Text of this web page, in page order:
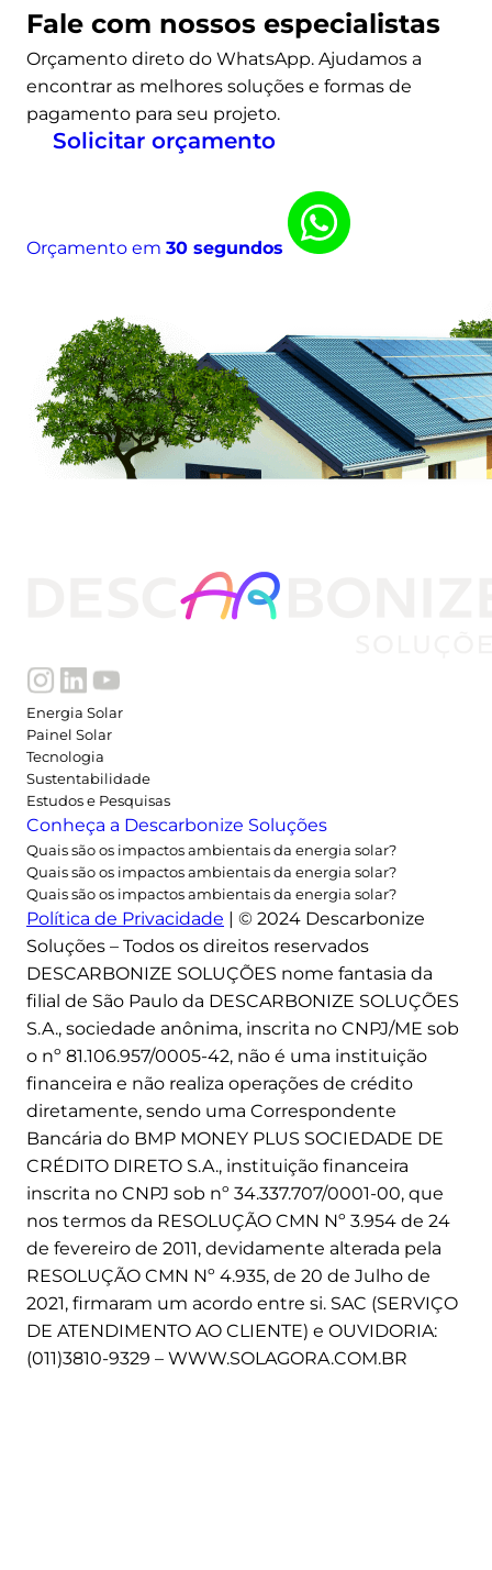
r
o
s
e
l
i
s
n
o
B
r
a
a
o
s
e
s
t
a
d
o
q
u
e
m
a
i
s
p
e
s
q
u
i
s
a
Fale com nossos especialistas
Orçamento direto do WhatsApp. Ajudamos a
encontrar as melhores soluções e formas de
pagamento para seu projeto.
Solicitar orçamento
Orçamento em 30 segundos
Energia Solar
Painel Solar
Tecnologia
Sustentabilidade
Estudos e Pesquisas
Conheça a Descarbonize Soluções
Quais são os impactos ambientais da energia solar?
Quais são os impactos ambientais da energia solar?
Quais são os impactos ambientais da energia solar?
Política de Privacidade | © 2024 Descarbonize
Soluções – Todos os direitos reservados
DESCARBONIZE SOLUÇÕES nome fantasia da
filial de São Paulo da DESCARBONIZE SOLUÇÕES
S.A., sociedade anônima, inscrita no CNPJ/ME sob
o nº 81.106.957/0005-42, não é uma instituição
financeira e não realiza operações de crédito
diretamente, sendo uma Correspondente
Bancária do BMP MONEY PLUS SOCIEDADE DE
CRÉDITO DIRETO S.A., instituição financeira
inscrita no CNPJ sob nº 34.337.707/0001-00, que
nos termos da RESOLUÇÃO CMN Nº 3.954 de 24
de fevereiro de 2011, devidamente alterada pela
RESOLUÇÃO CMN Nº 4.935, de 20 de Julho de
2021, firmaram um acordo entre si. SAC (SERVIÇO
DE ATENDIMENTO AO CLIENTE) e OUVIDORIA:
(011)3810-9329 – WWW.SOLAGORA.COM.BR